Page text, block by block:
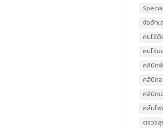
ข้ออักเ
คนไข้
คนไข้น
คลินิก
คลินิก
คลินิกเ
คลื่นไฟ
ตรวจ